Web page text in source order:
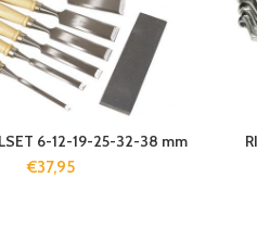
6-12-19-25-32-38 mm
€37,95